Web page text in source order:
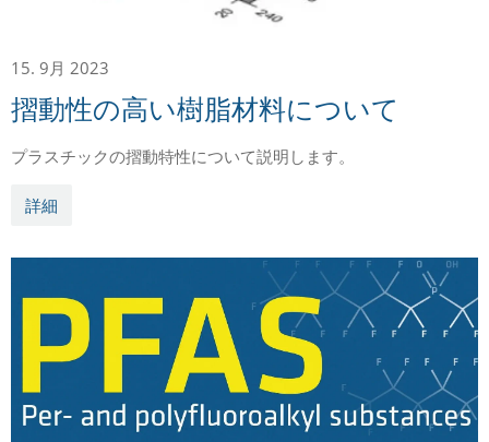
15. 9月 2023
摺動性の高い樹脂材料について
プラスチックの摺動特性について説明します。
詳細